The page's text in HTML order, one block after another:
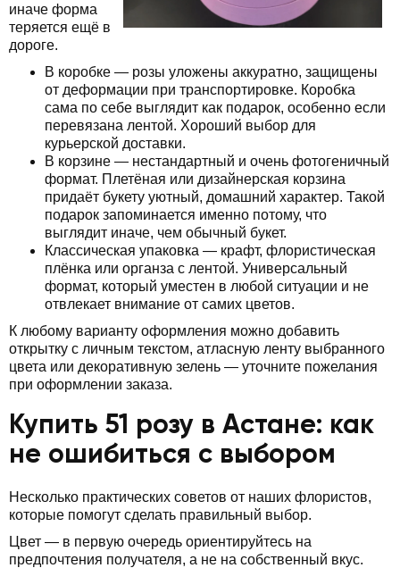
иначе форма
теряется ещё в
дороге.
В коробке — розы уложены аккуратно, защищены
от деформации при транспортировке. Коробка
сама по себе выглядит как подарок, особенно если
перевязана лентой. Хороший выбор для
курьерской доставки.
В корзине — нестандартный и очень фотогеничный
формат. Плетёная или дизайнерская корзина
придаёт букету уютный, домашний характер. Такой
подарок запоминается именно потому, что
выглядит иначе, чем обычный букет.
Классическая упаковка — крафт, флористическая
плёнка или органза с лентой. Универсальный
формат, который уместен в любой ситуации и не
отвлекает внимание от самих цветов.
К любому варианту оформления можно добавить
открытку с личным текстом, атласную ленту выбранного
цвета или декоративную зелень — уточните пожелания
при оформлении заказа.
Купить 51 розу в Астане: как
не ошибиться с выбором
Несколько практических советов от наших флористов,
которые помогут сделать правильный выбор.
Цвет — в первую очередь ориентируйтесь на
предпочтения получателя, а не на собственный вкус.